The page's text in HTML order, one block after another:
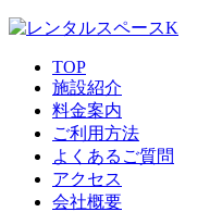
TOP
施設紹介
料金案内
ご利用方法
よくあるご質問
アクセス
会社概要